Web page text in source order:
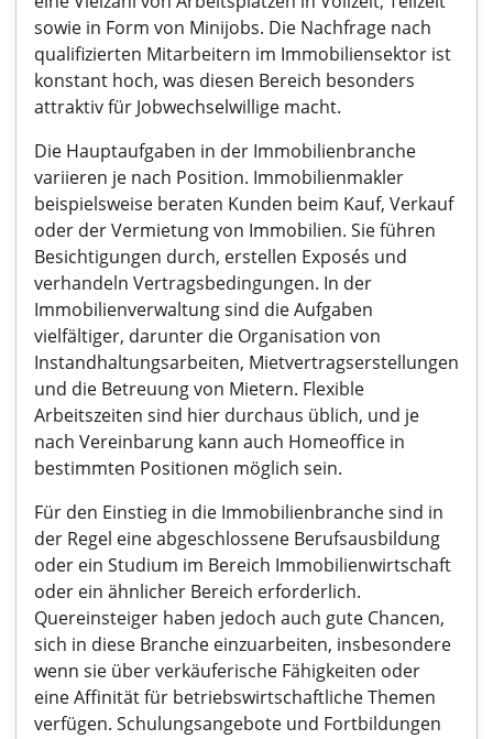
sowie in Form von Minijobs. Die Nachfrage nach
qualifizierten Mitarbeitern im Immobiliensektor ist
konstant hoch, was diesen Bereich besonders
attraktiv für Jobwechselwillige macht.
Die Hauptaufgaben in der Immobilienbranche
variieren je nach Position. Immobilienmakler
beispielsweise beraten Kunden beim Kauf, Verkauf
oder der Vermietung von Immobilien. Sie führen
Besichtigungen durch, erstellen Exposés und
verhandeln Vertragsbedingungen. In der
Immobilienverwaltung sind die Aufgaben
vielfältiger, darunter die Organisation von
Instandhaltungsarbeiten, Mietvertragserstellungen
und die Betreuung von Mietern. Flexible
Arbeitszeiten sind hier durchaus üblich, und je
nach Vereinbarung kann auch Homeoffice in
bestimmten Positionen möglich sein.
Für den Einstieg in die Immobilienbranche sind in
der Regel eine abgeschlossene Berufsausbildung
oder ein Studium im Bereich Immobilienwirtschaft
oder ein ähnlicher Bereich erforderlich.
Quereinsteiger haben jedoch auch gute Chancen,
sich in diese Branche einzuarbeiten, insbesondere
wenn sie über verkäuferische Fähigkeiten oder
eine Affinität für betriebswirtschaftliche Themen
verfügen. Schulungsangebote und Fortbildungen